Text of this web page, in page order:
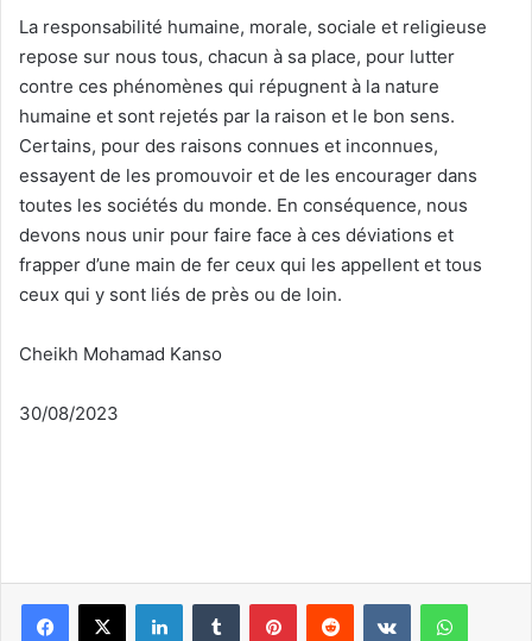
La responsabilité humaine, morale, sociale et religieuse
repose sur nous tous, chacun à sa place, pour lutter
contre ces phénomènes qui répugnent à la nature
humaine et sont rejetés par la raison et le bon sens.
Certains, pour des raisons connues et inconnues,
essayent de les promouvoir et de les encourager dans
toutes les sociétés du monde. En conséquence, nous
devons nous unir pour faire face à ces déviations et
frapper d’une main de fer ceux qui les appellent et tous
ceux qui y sont liés de près ou de loin.
Cheikh Mohamad Kanso
30/08/2023